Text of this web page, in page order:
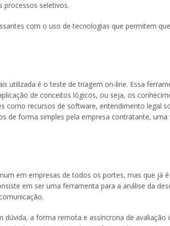
processos seletivos.
com o uso de tecnologias que permitem
utilizada é o teste de triagem on-line. Essa
de conceitos lógicos, ou seja, os
como recursos de software, entendimento legal
de forma simples pela empresa contratante, uma
em empresas de todos os portes, mas que já
em ser uma ferramenta para a análise da
a forma remota e assíncrona de avaliação